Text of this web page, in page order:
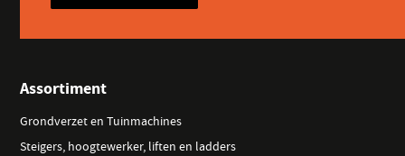
Assortiment
Grondverzet en Tuinmachines
Steigers, hoogtewerker, liften en ladders